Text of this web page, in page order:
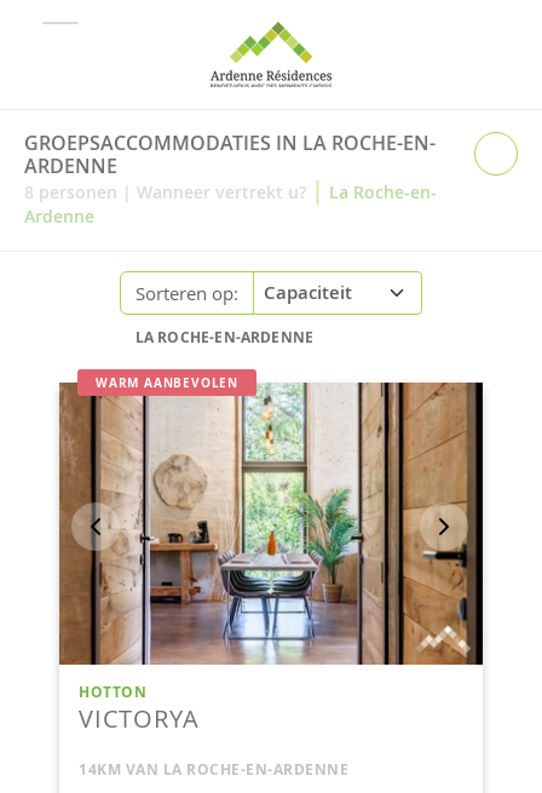
GROEPSACCOMMODATIES IN LA ROCHE-EN-
ARDENNE
8 personen | Wanneer vertrekt u? | La Roche-en-
Ardenne
Sorteren op:
LA ROCHE-EN-ARDENNE